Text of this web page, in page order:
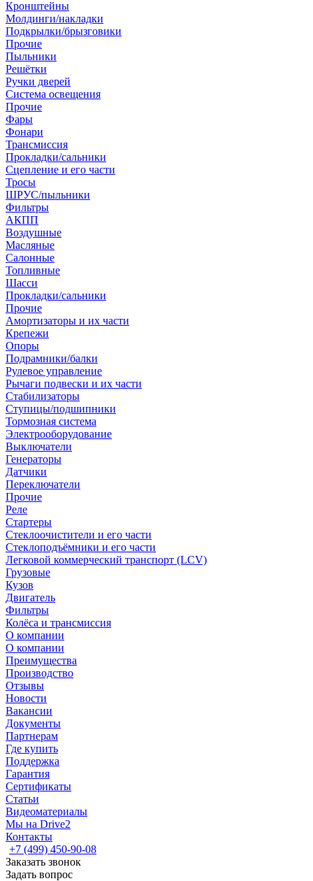
Кронштейны
Молдинги/накладки
Подкрылки/брызговики
Прочие
Пыльники
Решётки
Ручки дверей
Система освещения
Прочие
Фары
Фонари
Трансмиссия
Прокладки/сальники
Сцепление и его части
Тросы
ШРУС/пыльники
Фильтры
АКПП
Воздушные
Масляные
Салонные
Топливные
Шасси
Прокладки/сальники
Прочие
Амортизаторы и их части
Крепежи
Опоры
Подрамники/балки
Рулевое управление
Рычаги подвески и их части
Стабилизаторы
Ступицы/подшипники
Тормозная система
Электрооборудование
Выключатели
Генераторы
Датчики
Переключатели
Прочие
Реле
Стартеры
Стеклоочистители и его части
Стеклоподъёмники и его части
Легковой коммерческий транспорт (LCV)
Грузовые
Кузов
Двигатель
Фильтры
Колёса и трансмиссия
О компании
О компании
Преимущества
Производство
Отзывы
Новости
Вакансии
Документы
Партнерам
Где купить
Поддержка
Гарантия
Сертификаты
Статьи
Видеоматериалы
Мы на Drive2
Контакты
+7 (499) 450-90-08
Заказать звонок
Задать вопрос